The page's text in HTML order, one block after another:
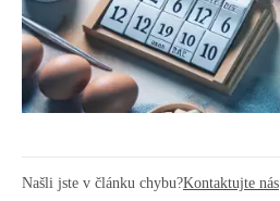
Našli jste v článku chybu?Kontaktujte nás